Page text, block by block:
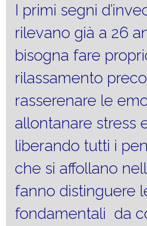
I primi segni
rilevano già a 26
bisogna fare
rilassamento
rasserenare le
allontanare stress
liberando tutti i
che si affollano
fanno distinguere
fondamentali da